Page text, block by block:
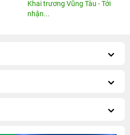
Khai trương Vũng Tàu - Tới
nhận...